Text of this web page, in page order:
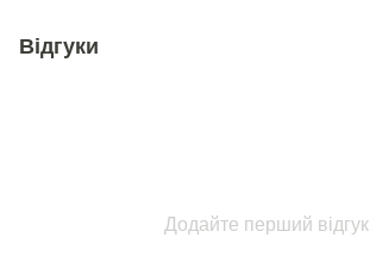
Відгуки
Додайте перший відгук